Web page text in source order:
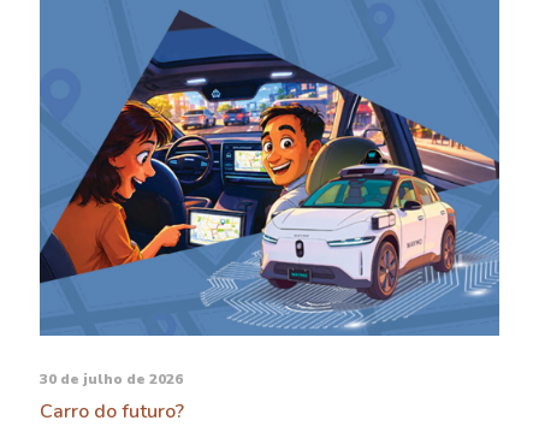
30 de julho de 2026
Carro do futuro?